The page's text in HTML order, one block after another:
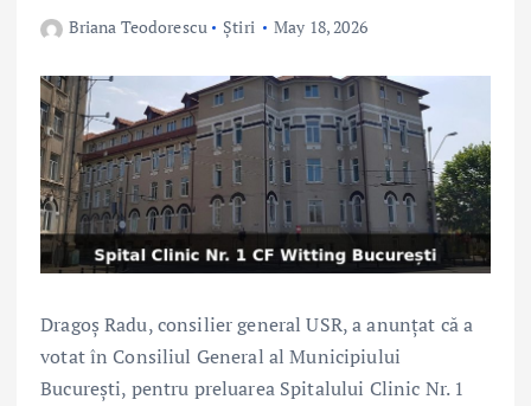
Briana Teodorescu Știri May 18, 2026
Dragoș Radu, consilier general USR, a anunțat că a
votat în Consiliul General al Municipiului
București, pentru preluarea Spitalului Clinic Nr. 1